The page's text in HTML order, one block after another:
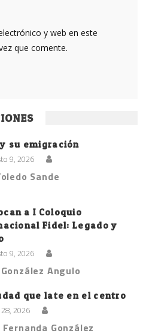
y web en este
que comente.
y su emigración
9, 2026
Sande
a I Coloquio
Fidel: Legado y
9, 2026
Angulo
que late en el centro
2026
González